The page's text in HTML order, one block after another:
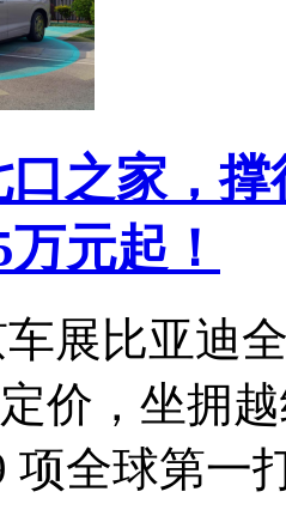
之家，
元起！
车展比亚迪
价，坐拥
项全球第一